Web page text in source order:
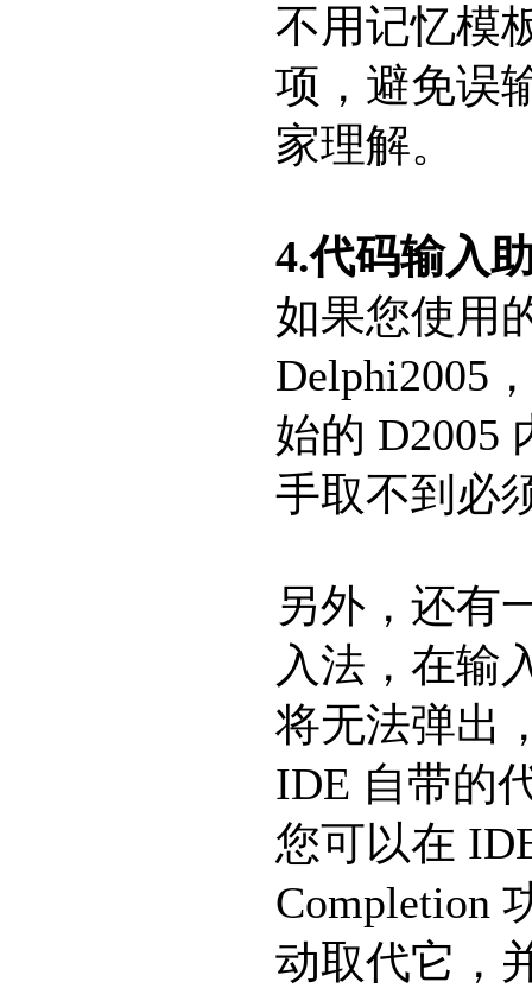
不用记忆模
项，避免误
家理解。
4.代码输入
如果您使用
Delphi2005
始的 D2005
手取不到必
另外，还有
入法，在输
将无法弹出
IDE 自带的
您可以在
Completion
动取代它，